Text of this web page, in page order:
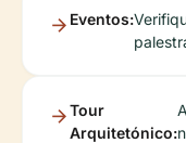
Eventos:
Tour
Arquitetónico: